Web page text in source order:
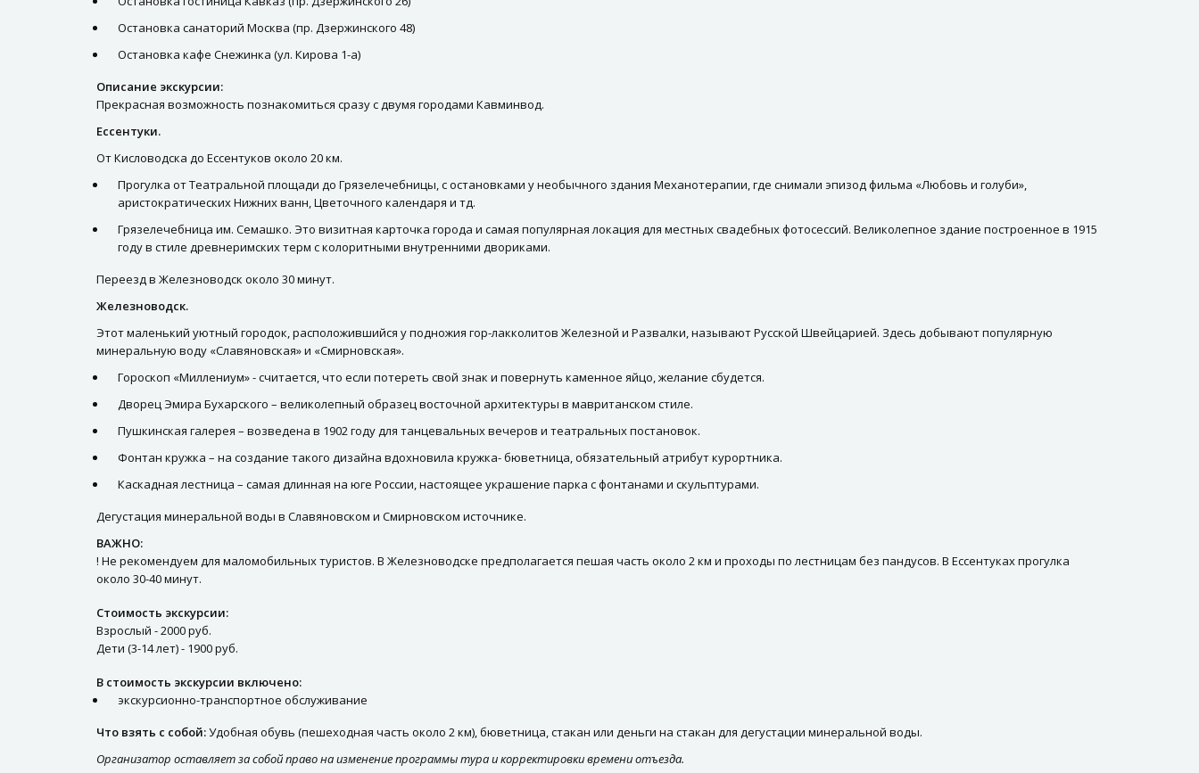
Остановка санаторий Москва (пр. Дзержинского 48)
Остановка кафе Снежинка (ул. Кирова 1-а)
Описание экскурсии:
Прекрасная возможность познакомиться сразу с двумя городами Кавминвод.
Ессентуки.
От Кисловодска до Ессентуков около 20 км.
Прогулка от Театральной площади до Грязелечебницы, с остановками у необычного здания Механотерапии, где снимали эпизод фильма «Любовь и голуби»,
аристократических Нижних ванн, Цветочного календаря и тд.
Грязелечебница им. Семашко. Это визитная карточка города и самая популярная локация для местных свадебных фотосессий. Великолепное здание построенное в 1915
году в стиле древнеримских терм с колоритными внутренними двориками.
Переезд в Железноводск около 30 минут.
Железноводск.
Этот маленький уютный городок, расположившийся у подножия гор-лакколитов Железной и Развалки, называют Русской Швейцарией. Здесь добывают популярную
минеральную воду «Славяновская» и «Смирновская».
Гороскоп «Миллениум» - считается, что если потереть свой знак и повернуть каменное яйцо, желание сбудется.
Дворец Эмира Бухарского – великолепный образец восточной архитектуры в мавританском стиле.
Пушкинская галерея – возведена в 1902 году для танцевальных вечеров и театральных постановок.
Фонтан кружка – на создание такого дизайна вдохновила кружка- бюветница, обязательный атрибут курортника.
Каскадная лестница – самая длинная на юге России, настоящее украшение парка с фонтанами и скульптурами.
Дегустация минеральной воды в Славяновском и Смирновском источнике.
ВАЖНО:
! Не рекомендуем для маломобильных туристов. В Железноводске предполагается пешая часть около 2 км и проходы по лестницам без пандусов. В Ессентуках прогулка
около 30-40 минут.
Стоимость экскурсии:
Взрослый - 2000 руб.
Дети (3-14 лет) - 1900 руб.
В стоимость экскурсии включено:
экскурсионно-транспортное обслуживание
Что взять с собой:Удобная обувь (пешеходная часть около 2 км), бюветница, стакан или деньги на стакан для дегустации минеральной воды.
Организатор оставляет за собой право на изменение программы тура и корректировки времени отъезда.